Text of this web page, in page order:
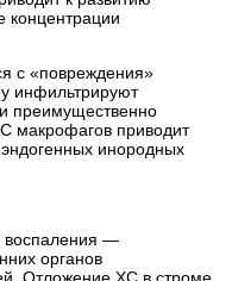
концентрации
с «повреждения»
инфильтрируют
преимущественно
макрофагов приводит
эндогенных инородных
воспаления —
органов